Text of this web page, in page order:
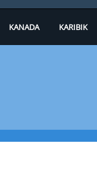
KANADA KARIBIK